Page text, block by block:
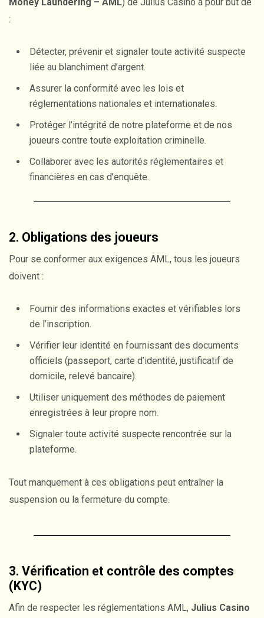
:
Détecter, prévenir et signaler toute activité suspecte
liée au blanchiment d’argent.
Assurer la conformité avec les lois et
réglementations nationales et internationales.
Protéger l’intégrité de notre plateforme et de nos
joueurs contre toute exploitation criminelle.
Collaborer avec les autorités réglementaires et
financières en cas d’enquête.
2. Obligations des joueurs
Pour se conformer aux exigences AML, tous les joueurs
doivent :
Fournir des informations exactes et vérifiables lors
de l’inscription.
Vérifier leur identité en fournissant des documents
officiels (passeport, carte d’identité, justificatif de
domicile, relevé bancaire).
Utiliser uniquement des méthodes de paiement
enregistrées à leur propre nom.
Signaler toute activité suspecte rencontrée sur la
plateforme.
Tout manquement à ces obligations peut entraîner la
suspension ou la fermeture du compte.
3. Vérification et contrôle des comptes
(KYC)
Afin de respecter les réglementations AML, Julius Casino